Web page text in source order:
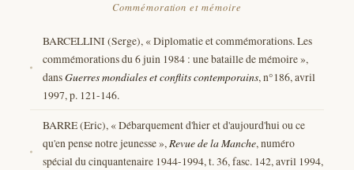
Commémoration et mémoire
BARCELLINI (Serge), « Diplomatie et commémorations. Les
commémorations du 6 juin 1984 : une bataille de mémoire »,
dansGuerres mondiales et conflits contemporains, n°186, avril
1997, p. 121-146.
BARRE (Eric), « Débarquement d'hier et d'aujourd'hui ou ce
qu'en pense notre jeunesse »,Revue de la Manche, numéro
spécial du cinquantenaire 1944-1994, t. 36, fasc. 142, avril 1994,